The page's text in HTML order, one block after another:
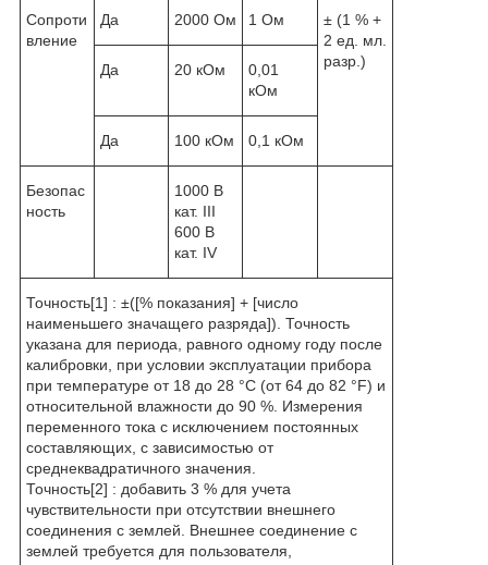
Сопроти
вление
Да 2000 Ом 1 Ом
± (1 % +
2 ед. мл.
разр.)
Да 20 кОм
0,01
кОм
Да 100 кОм 0,1 кОм
Безопас
ность
1000 В
кат. III
600 В
кат. IV
Точность[1] : ±([% показания] + [число
наименьшего значащего разряда]). Точность
указана для периода, равного одному году после
калибровки, при условии эксплуатации прибора
при температуре от 18 до 28 °C (от 64 до 82 °F) и
относительной влажности до 90 %. Измерения
переменного тока с исключением постоянных
составляющих, с зависимостью от
среднеквадратичного значения.
Точность[2] : добавить 3 % для учета
чувствительности при отсутствии внешнего
соединения с землей. Внешнее соединение с
землей требуется для пользователя,